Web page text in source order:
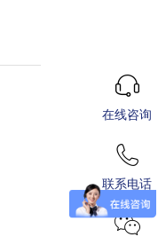
在线咨询
联系电话